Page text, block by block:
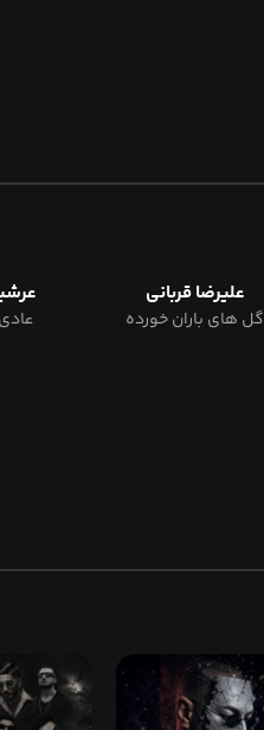
علیرضا قربانی
گل های باران خورده